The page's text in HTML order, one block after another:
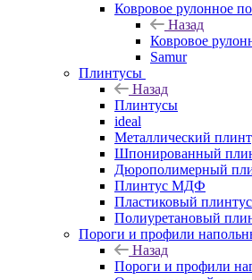
Ковровое рулонное
Назад
Ковровое
Samur
Плинтусы
Назад
Плинтусы
ideal
Металлический
Шпонированный
Дюрополимерный
Плинтус МДФ
Пластиковый плинтус
Полиуретановый
Пороги и профили
Назад
Пороги и профили